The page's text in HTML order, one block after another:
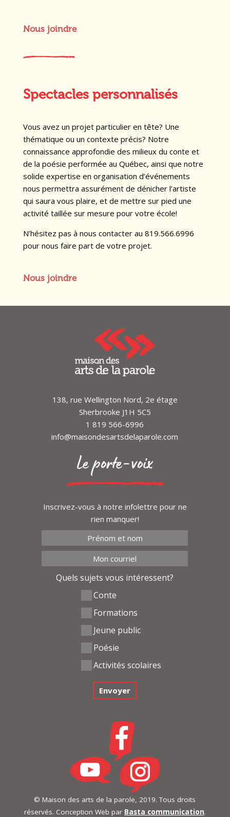
Nous joindre
Spectacles personnalisés
Vous avez un projet particulier en tête? Une
thématique ou un contexte précis? Notre
connaissance approfondie des milieux du conte et
de la poésie performée au Québec, ainsi que notre
solide expertise en organisation d’événements
nous permettra assurément de dénicher l’artiste
qui saura vous plaire, et de mettre sur pied une
activité taillée sur mesure pour votre école!
N’hésitez pas à nous contacter au 819.566.6996
pour nous faire part de votre projet.
Nous joindre
138, rue Wellington Nord, 2e étage
Sherbrooke J1H 5C5
1 819 566-6996
info@maisondesartsdelaparole.com
Le porte-voix
Inscrivez-vous à notre infolettre pour ne
rien manquer!
Quels sujets vous intéressent?
Conte
Formations
Jeune public
Poésie
Activités scolaires
© Maison des arts de la parole, 2019. Tous droits
réservés. Conception Web par Basta communication.